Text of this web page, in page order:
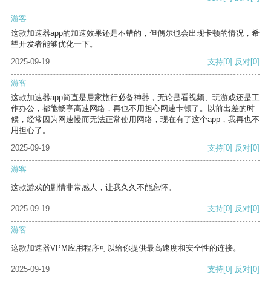
游客
这款加速器app的加速效果还是不错的，但偶尔也会出现卡顿的情况，希
望开发者能够优化一下。
2025-09-19
支持[0] 反对[0]
游客
这款加速器app简直是居家旅行必备神器，无论是看视频、玩游戏还是工
作办公，都能畅享高速网络，再也不用担心网速卡顿了。以前出差的时
候，经常因为网速慢而无法正常使用网络，现在有了这个app，我再也不
用担心了。
2025-09-19
支持[0] 反对[0]
游客
这款游戏的剧情非常感人，让我久久不能忘怀。
2025-09-19 支持[0] 反对[0]
游客
这款加速器VPM应用程序可以给你提供最高速度和安全性的连接。
2025-09-19 支持[0] 反对[0]